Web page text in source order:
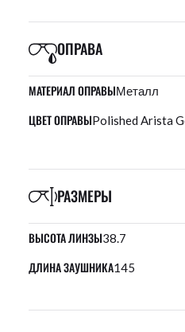
ОПРАВА
МАТЕРИАЛ ОПРАВЫМеталл
ЦВЕТ ОПРАВЫPolished Arista
РАЗМЕРЫ
ВЫСОТА ЛИНЗЫ38.7
ДЛИНА ЗАУШНИКА145